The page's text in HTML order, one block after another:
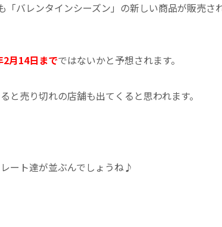
バレンタインシーズン」の新しい商品が販売さ
2月14日までではないかと予想されます。
と売り切れの店舗も出てくると思われます。
ート達が並ぶんでしょうね♪